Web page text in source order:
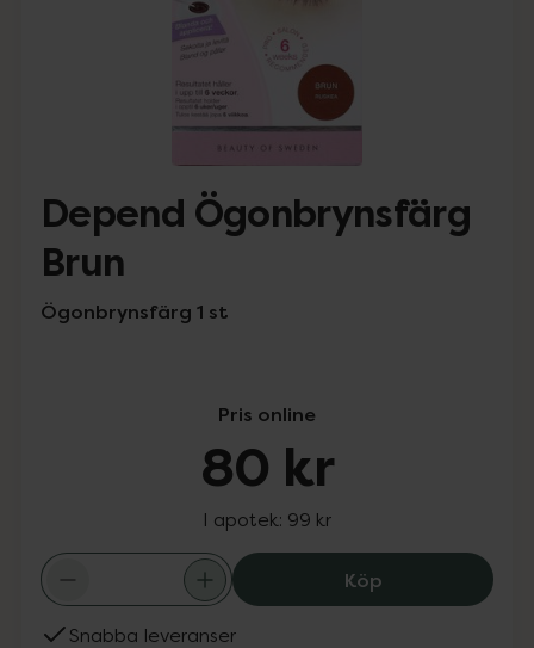
Depend Ögonbrynsfärg
Brun
Ögonbrynsfärg 1 st
Pris online
80 kr
I apotek: 99 kr
KöpDepend
Snabba leveranser